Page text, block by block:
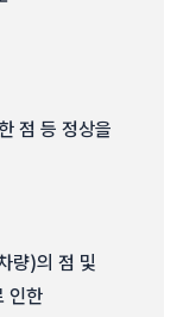
점 등 정상을
량)의 점 및
인한